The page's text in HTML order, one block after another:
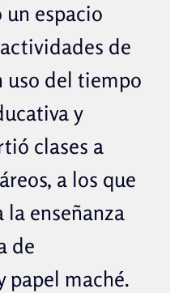
un espacio
de
uso del tiempo
y
clases a
a los que
enseñanza
de
papel maché.